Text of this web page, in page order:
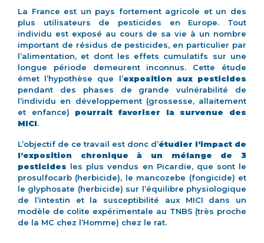
La France est un pays fortement agricole et un des
plus utilisateurs de pesticides en Europe. Tout
individu est exposé au cours de sa vie à un nombre
important de résidus de pesticides, en particulier par
l’alimentation, et dont les effets cumulatifs sur une
longue période demeurent inconnus. Cette étude
émet l’hypothèse que l’exposition aux pesticides
pendant des phases de grande vulnérabilité de
l’individu en développement (grossesse, allaitement
et enfance) pourrait favoriser la survenue des
MICI.
L’objectif de ce travail est donc d’étudier l’impact de
l’exposition chronique à un mélange de 3
pesticides les plus vendus en Picardie, que sont le
prosulfocarb (herbicide), le mancozebe (fongicide) et
le glyphosate (herbicide) sur l’équilibre physiologique
de l’intestin et la susceptibilité aux MICI dans un
modèle de colite expérimentale au TNBS (très proche
de la MC chez l’Homme) chez le rat.